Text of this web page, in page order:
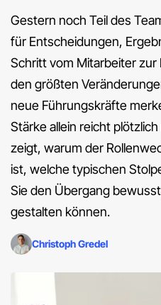
Gestern noch Teil des
für Entscheidungen,
Schritt vom Mitarbeiter
den größten
neue Führungskräfte
Stärke allein reicht
zeigt, warum der
ist, welche typischen
Sie den Übergang
gestalten können.
Christoph Gredel